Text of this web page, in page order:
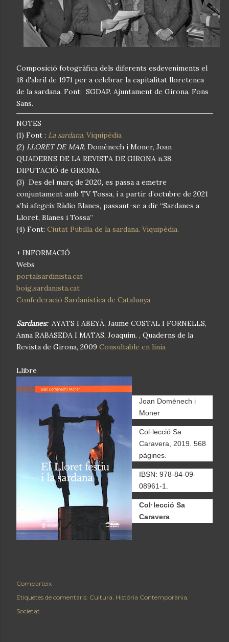
Composició fotogràfica dels diferents esdeveniments el
18 d'abril de 1971 per a celebrar la capitalitat lloretenca
de la sardana. Font: SGDAP. Ajuntament de Girona. Fons
Sans.
NOTES
(1) Font : La sardana. Viquipèdia
(2) LLORET DE MAR. Domènech i Moner, Joan
QUADERNS DE LA REVISTA DE GIRONA n.38.
DIPUTACIÓ de GIRONA.
(3) Des del març de 2020, es passa a emetre
conjuntament amb TV Tossa, i a partir d’octubre de 2021
s’hi afegeix Ràdio Blanes, passant-se a dir “Sardanes a
Lloret, Blanes i Tossa”
(4) Font: Ciutat Pubilla de la sardana. Viquipèdia.
+ INFORMACIÓ
Webs
portalsardinista.cat
boig.sardanista.cat
Confederació Sardanística de Catalunya
Sardanes: AYATS I ABEYÀ, Jaume COSTAL I FORNELLS,
Anna RABASEDA I MATAS, Joaquim. , Quaderns de la
Revista de Girona, 2009 Consultable en línia
Llibre
Joan Domènech i
Moner
Col·lecció Sa
Caravera, 2019. 568
pàgines.
IBSN: 978-84-09-
08961-1.
Col·lecció Sa
Caravera
Comparteix
Etiquetes de comentaris: Cultura Història Contemporània
Societat